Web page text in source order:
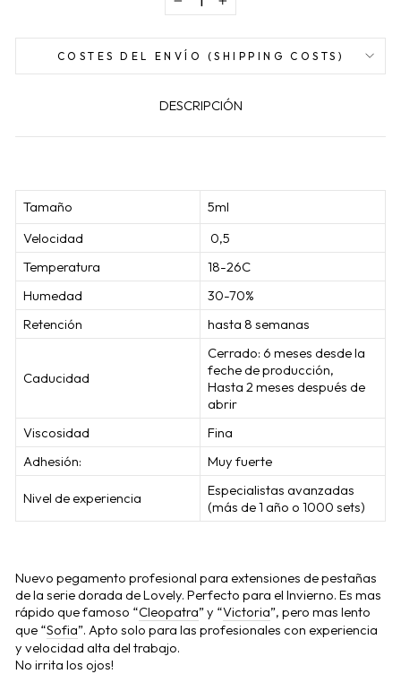
+
COSTES DEL ENVÍO (SHIPPING COSTS)
DESCRIPCIÓN
Tamaño
5ml
Velocidad
0,5
Temperatura
18-26C
Humedad
30-70%
Retención
hasta 8 semanas
Caducidad
Cerrado: 6 meses desde la
feche de producción,
Hasta 2 meses después de
abrir
Viscosidad
Fina
Adhesión:
Muy fuerte
Nivel de experiencia
Especialistas avanzadas
(más de 1 año o 1000 sets)
Nuevo pegamento profesional para extensiones de pestañas
de la serie dorada de Lovely. Perfecto para el Invierno. Es mas
rápido que famoso “Cleopatra” y “Victoria”, pero mas lento
que “Sofia”. Apto solo para las profesionales con experiencia
y velocidad alta del trabajo.
No irrita los ojos!